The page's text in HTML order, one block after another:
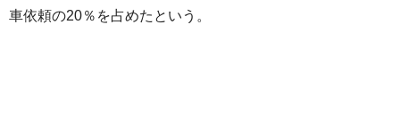
車依頼の20％を占めたという。